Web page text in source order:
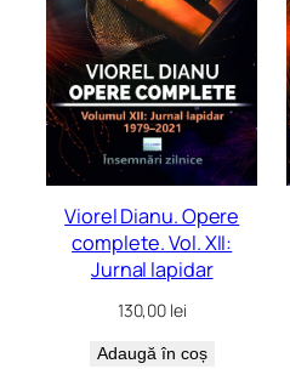
Viorel Dianu. Opere
complete. Vol. XII:
Jurnal lapidar
130,00 lei
Adaugă în coș